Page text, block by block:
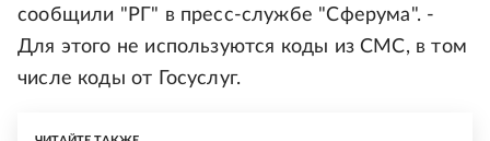
сообщили "РГ" в пресс-службе "Сферума". -
Для этого не используются коды из СМС, в том
числе коды от Госуслуг.